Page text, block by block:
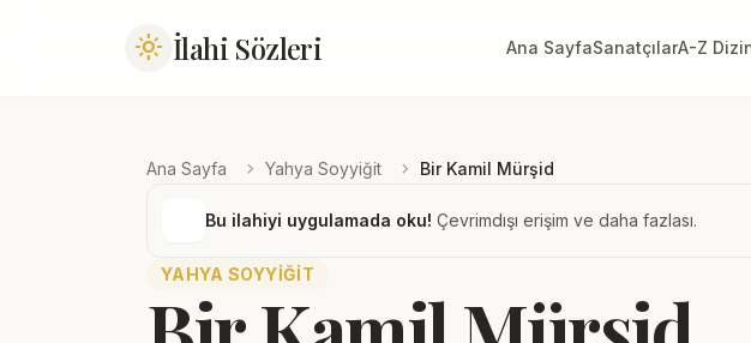
light_mode İlahi Sözleri Ana SayfaSanatçılarA-Z
Ana Sayfa chevron_right Yahya Soyyiğit chevron_right Bir Kamil Mürşid
Bu ilahiyi uygulamada oku! Çevrimdışı erişim ve daha fazlası.
YAHYA SOYYIĞIT